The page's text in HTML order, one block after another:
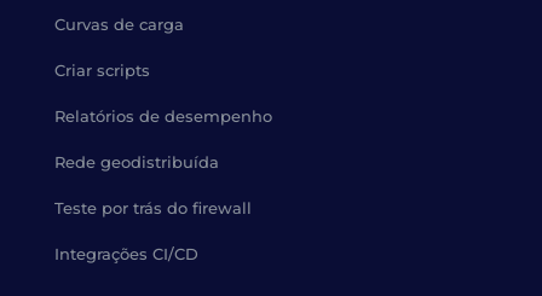
Curvas de carga
Criar scripts
Relatórios de desempenho
Rede geodistribuída
Teste por trás do firewall
Integrações CI/CD